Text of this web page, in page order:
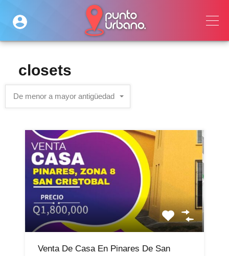
closets
De menor a mayor antigüedad
Venta De Casa En Pinares De San